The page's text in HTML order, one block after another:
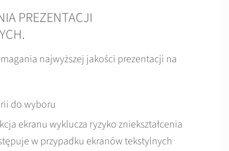
PREZENTACJI
najwyższej jakości prezentacji na
do wyboru
ekranu wyklucza ryzyko zniekształcenia
w przypadku ekranów tekstylnych